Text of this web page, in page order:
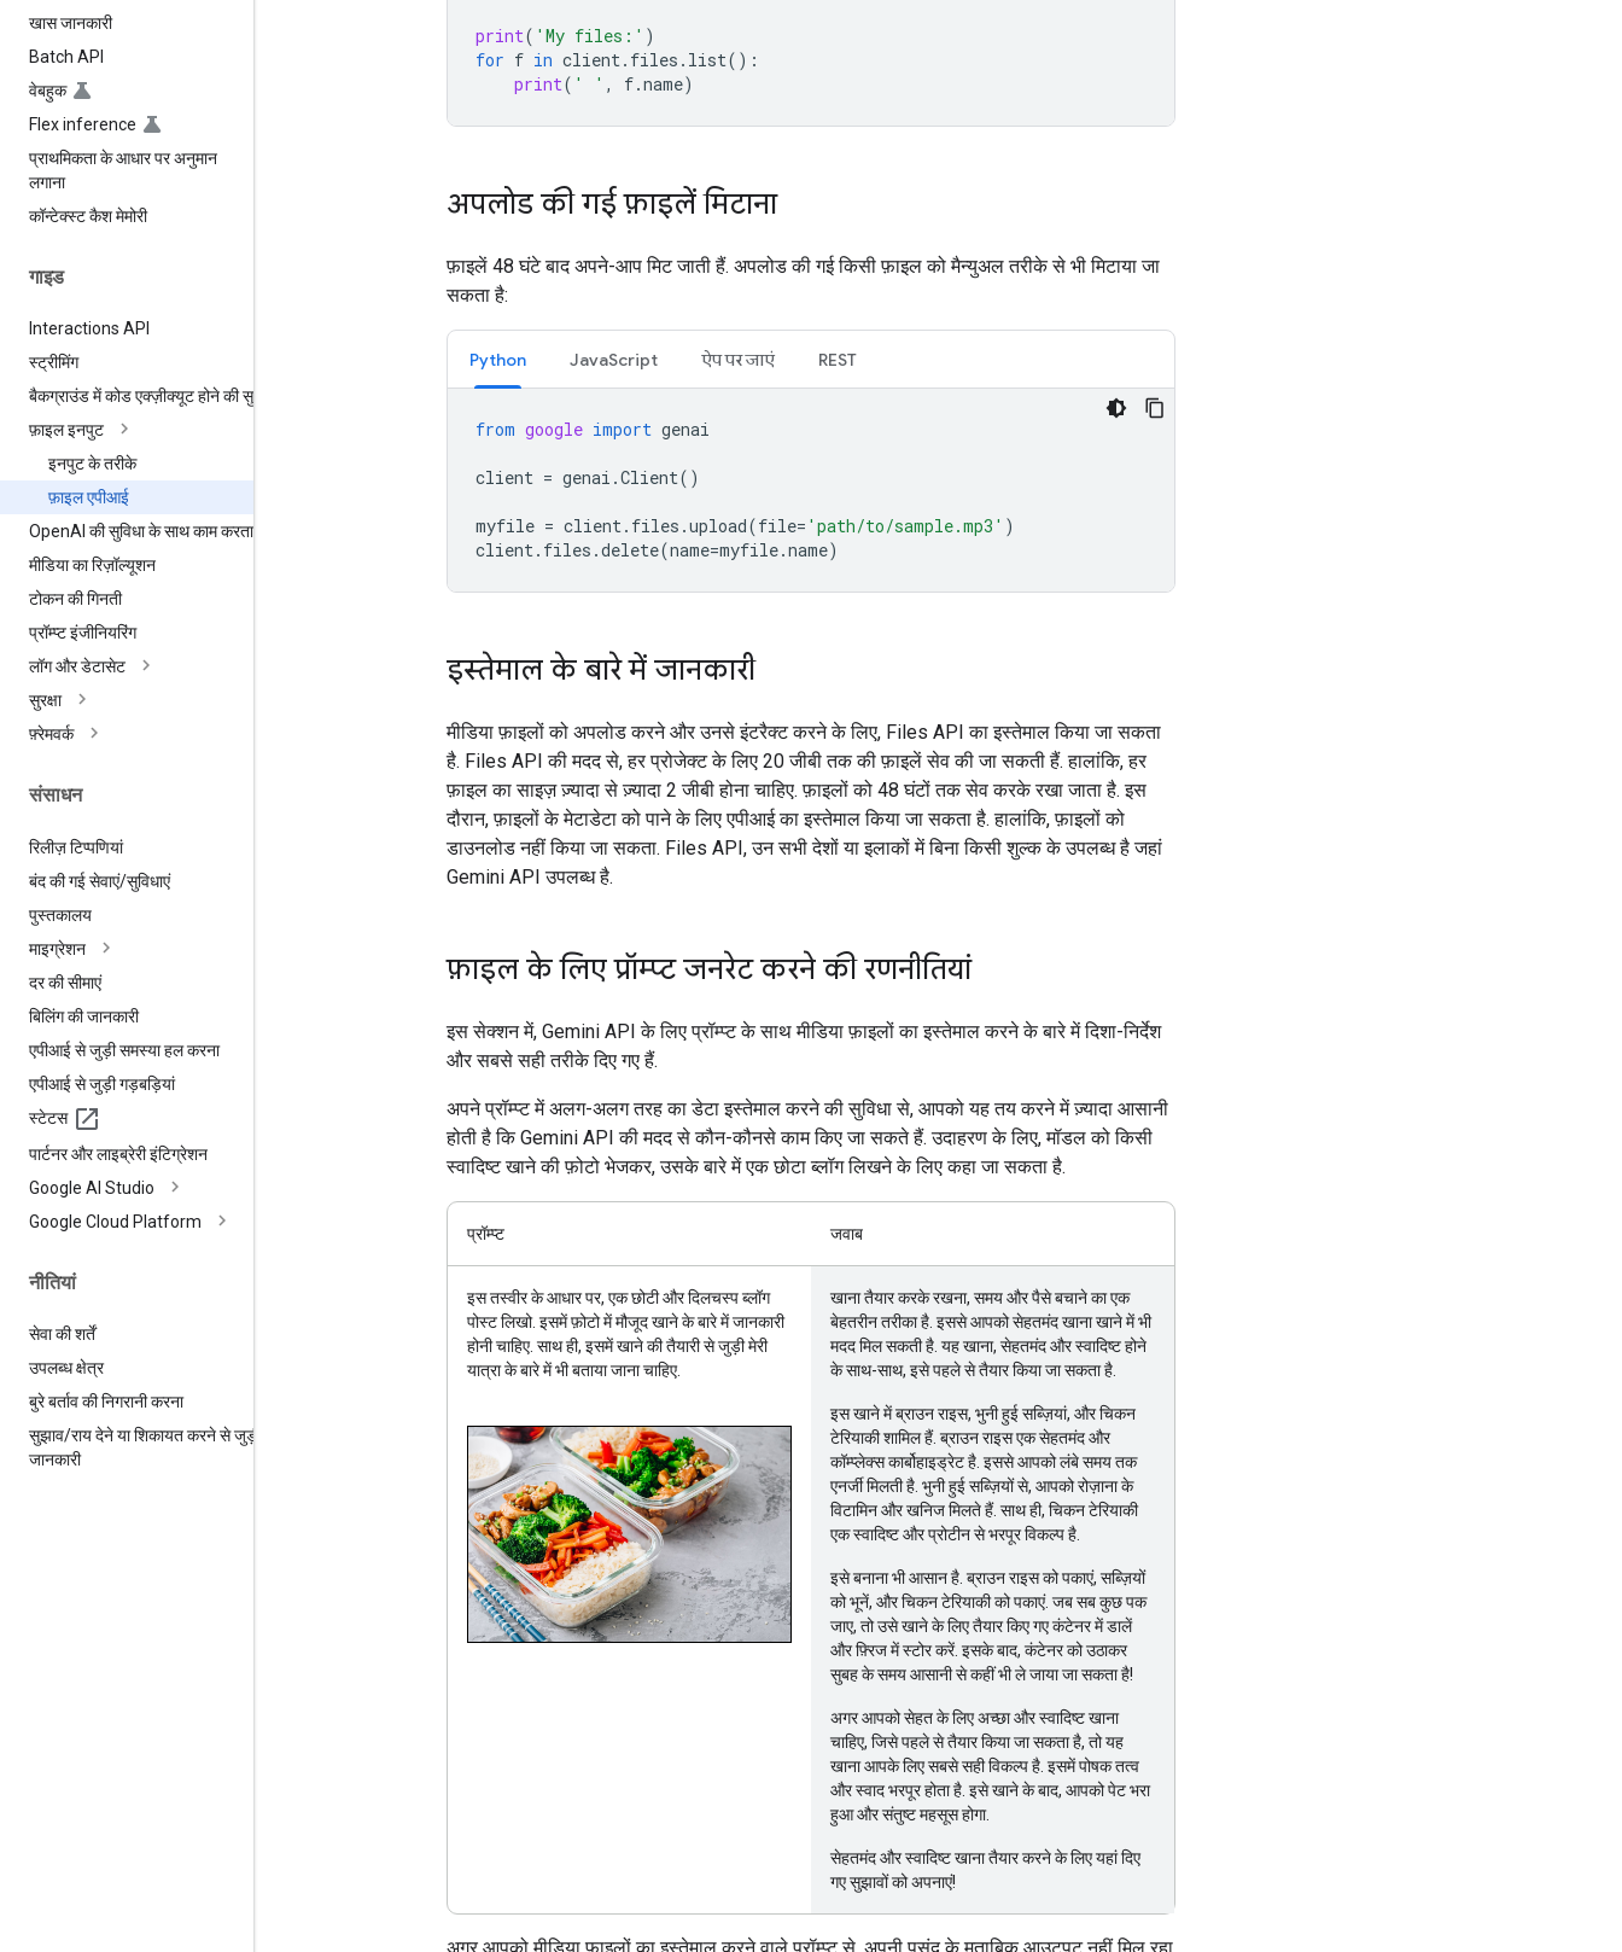
खास जानकारी
Batch API
वेबहुक
Flex inference
प्राथमिकता के आधार पर अनुमान
लगाना
कॉन्टेक्स्ट कैश मेमोरी
गाइड
Interactions API
स्ट्रीमिंग
बैकग्राउंड में कोड एक्ज़ीक्यूट होने की सुविधा
फ़ाइल इनपुट
इनपुट के तरीके
फ़ाइल एपीआई
OpenAI की सुविधा के साथ काम करता है
मीडिया का रिज़ॉल्यूशन
टोकन की गिनती
प्रॉम्प्ट इंजीनियरिंग
लॉग और डेटासेट
सुरक्षा
फ़्रेमवर्क
संसाधन
रिलीज़ टिप्पणियां
बंद की गई सेवाएं/सुविधाएं
पुस्तकालय
माइग्रेशन
दर की सीमाएं
बिलिंग की जानकारी
एपीआई से जुड़ी समस्या हल करना
एपीआई से जुड़ी गड़बड़ियां
स्टेटस
पार्टनर और लाइब्रेरी इंटिग्रेशन
Google AI Studio
Google Cloud Platform
नीतियां
सेवा की शर्तें
उपलब्ध क्षेत्र
बुरे बर्ताव की निगरानी करना
सुझाव/राय देने या शिकायत करने से जुड़ी
जानकारी
print( 'My files:' )
for f in client. files . list():
print( ' ' , f.name)
अपलोड की गई फ़ाइलें मिटाना
फ़ाइलें 48 घंटे बाद अपने-आप मिट जाती हैं. अपलोड की गई किसी फ़ाइल को मैन्युअल तरीके से भी मिटाया जा
सकता है:
Python JavaScript ऐप पर जाएं REST
from google import genai
client = genai .Client()
myfile = client. files .upload(file= 'path/to/sample.mp3' )
client. files .delete(name=myfile.name)
इस्तेमाल के बारे में जानकारी
मीडिया फ़ाइलों को अपलोड करने और उनसे इंटरैक्ट करने के लिए, Files API का इस्तेमाल किया जा सकता
है. Files API की मदद से, हर प्रोजेक्ट के लिए 20 जीबी तक की फ़ाइलें सेव की जा सकती हैं. हालांकि, हर
फ़ाइल का साइज़ ज़्यादा से ज़्यादा 2 जीबी होना चाहिए. फ़ाइलों को 48 घंटों तक सेव करके रखा जाता है. इस
दौरान, फ़ाइलों के मेटाडेटा को पाने के लिए एपीआई का इस्तेमाल किया जा सकता है. हालांकि, फ़ाइलों को
डाउनलोड नहीं किया जा सकता. Files API, उन सभी देशों या इलाकों में बिना किसी शुल्क के उपलब्ध है जहां
Gemini API उपलब्ध है.
फ़ाइल के लिए प्रॉम्प्ट जनरेट करने की रणनीतियां
इस सेक्शन में, Gemini API के लिए प्रॉम्प्ट के साथ मीडिया फ़ाइलों का इस्तेमाल करने के बारे में दिशा-निर्देश
और सबसे सही तरीके दिए गए हैं.
अपने प्रॉम्प्ट में अलग-अलग तरह का डेटा इस्तेमाल करने की सुविधा से, आपको यह तय करने में ज़्यादा आसानी
होती है कि Gemini API की मदद से कौन-कौनसे काम किए जा सकते हैं. उदाहरण के लिए, मॉडल को किसी
स्वादिष्ट खाने की फ़ोटो भेजकर, उसके बारे में एक छोटा ब्लॉग लिखने के लिए कहा जा सकता है.
प्रॉम्प्ट जवाब
इस तस्वीर के आधार पर, एक छोटी और दिलचस्प ब्लॉग
पोस्ट लिखो. इसमें फ़ोटो में मौजूद खाने के बारे में जानकारी
होनी चाहिए. साथ ही, इसमें खाने की तैयारी से जुड़ी मेरी
यात्रा के बारे में भी बताया जाना चाहिए.
खाना तैयार करके रखना, समय और पैसे बचाने का एक
बेहतरीन तरीका है. इससे आपको सेहतमंद खाना खाने में भी
मदद मिल सकती है. यह खाना, सेहतमंद और स्वादिष्ट होने
के साथ-साथ, इसे पहले से तैयार किया जा सकता है.
इस खाने में ब्राउन राइस, भुनी हुई सब्ज़ियां, और चिकन
टेरियाकी शामिल हैं. ब्राउन राइस एक सेहतमंद और
कॉम्प्लेक्स कार्बोहाइड्रेट है. इससे आपको लंबे समय तक
एनर्जी मिलती है. भुनी हुई सब्ज़ियों से, आपको रोज़ाना के
विटामिन और खनिज मिलते हैं. साथ ही, चिकन टेरियाकी
एक स्वादिष्ट और प्रोटीन से भरपूर विकल्प है.
इसे बनाना भी आसान है. ब्राउन राइस को पकाएं, सब्ज़ियों
को भूनें, और चिकन टेरियाकी को पकाएं. जब सब कुछ पक
जाए, तो उसे खाने के लिए तैयार किए गए कंटेनर में डालें
और फ़्रिज में स्टोर करें. इसके बाद, कंटेनर को उठाकर
सुबह के समय आसानी से कहीं भी ले जाया जा सकता है!
अगर आपको सेहत के लिए अच्छा और स्वादिष्ट खाना
चाहिए, जिसे पहले से तैयार किया जा सकता है, तो यह
खाना आपके लिए सबसे सही विकल्प है. इसमें पोषक तत्व
और स्वाद भरपूर होता है. इसे खाने के बाद, आपको पेट भरा
हुआ और संतुष्ट महसूस होगा.
सेहतमंद और स्वादिष्ट खाना तैयार करने के लिए यहां दिए
गए सुझावों को अपनाएं!